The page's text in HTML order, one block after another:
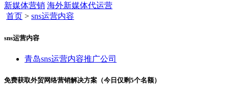
新媒体营销 海外新媒体代运营
首页 > sns运营内容
sns运营内容
青岛sns运营内容推广公司
免费获取外贸网络营销解决方案（今日仅剩5个名额）